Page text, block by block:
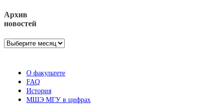
Архив
новостей
Архив
О факультете
FAQ
История
МШЭ МГУ в цифрах